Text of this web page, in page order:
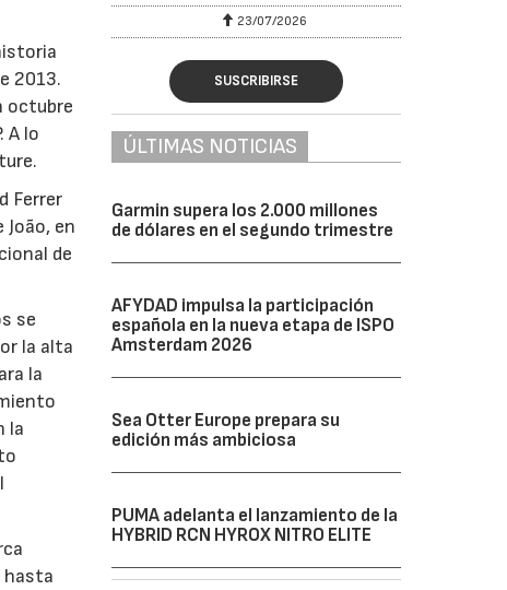
2013.
octubre
A lo
Ferrer
en
de
se
la alta
la
la
hasta
23/07/2026
SUSCRIBIRSE
ÚLTIMAS NOTICIAS
Garmin supera los 2.000 millones
de dólares en el segundo trimestre
AFYDAD impulsa la participación
española en la nueva etapa de ISPO
Amsterdam 2026
Sea Otter Europe prepara su
edición más ambiciosa
PUMA adelanta el lanzamiento de la
HYBRID RCN HYROX NITRO ELITE